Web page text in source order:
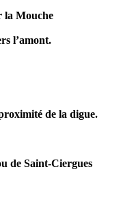
la Mouche
l’amont.
de la digue.
de Saint-Ciergues